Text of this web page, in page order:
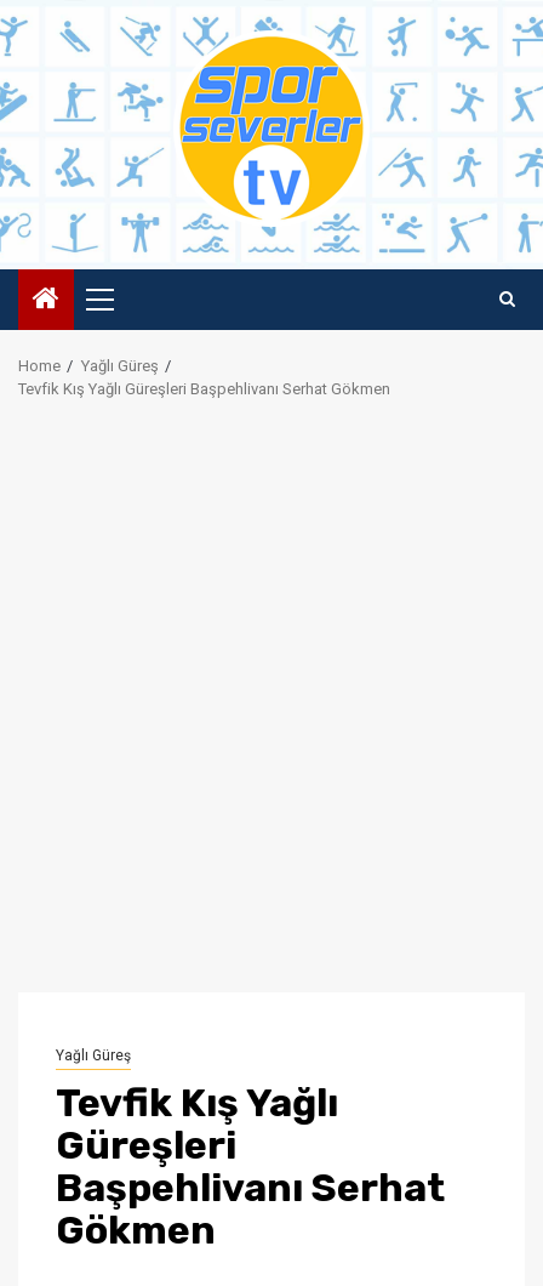
Skip
to
Primary
Menu
Home
Yağlı Güreş
Tevfik Kış Yağlı Güreşleri Başpehlivanı Serhat Gökmen
Yağlı Güreş
Tevfik Kış Yağlı
Güreşleri
Başpehlivanı Serhat
Gökmen